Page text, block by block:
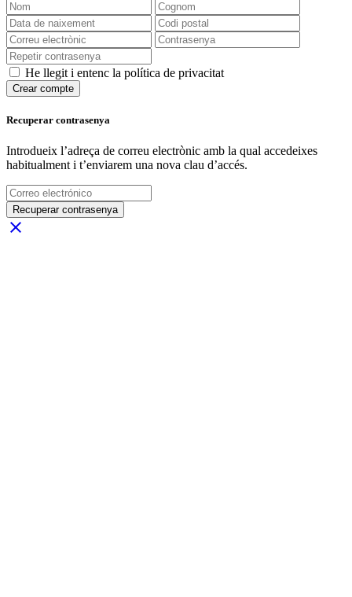
He llegit i entenc la política de privacitat
Crear compte
Recuperar contrasenya
Introdueix l’adreça de correu electrònic amb la qual accedeixes
habitualment i t’enviarem una nova clau d’accés.
Recuperar contrasenya
close